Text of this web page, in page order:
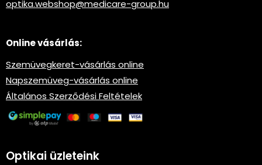
optika.webshop@medicare-group.hu
Online vásárlás:
Szemüvegkeret-vásárlás online
Napszemüveg-vásárlás online
Általános Szerződési Feltételek
Optikai üzleteink